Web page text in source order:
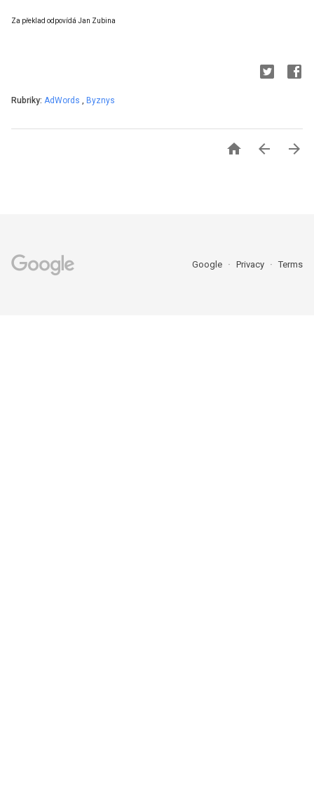
Za překlad odpovídá Jan Zubina
Rubriky: AdWords , Byznys
  
Google Privacy Terms